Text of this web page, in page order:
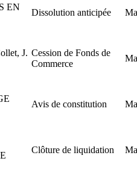
EN
Dissolution anticipée
J. Cession de Fonds de
Commerce
Avis de constitution
Clôture de liquidation